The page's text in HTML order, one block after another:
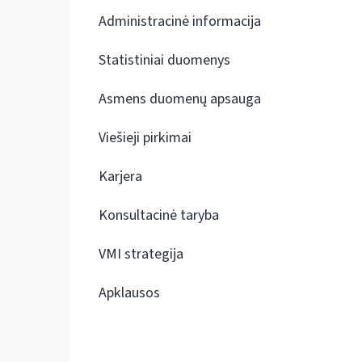
Administracinė informacija
Statistiniai duomenys
Asmens duomenų apsauga
Viešieji pirkimai
Karjera
Konsultacinė taryba
VMI strategija
Apklausos